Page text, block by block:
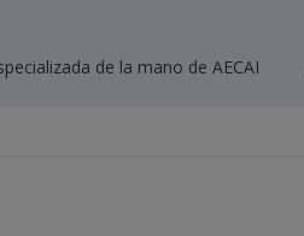
de la mano de AECAI